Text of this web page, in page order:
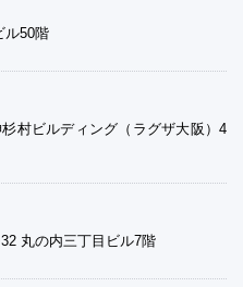
ル50階
村ビルディング（ラグザ大阪）4
丸の内三丁目ビル7階